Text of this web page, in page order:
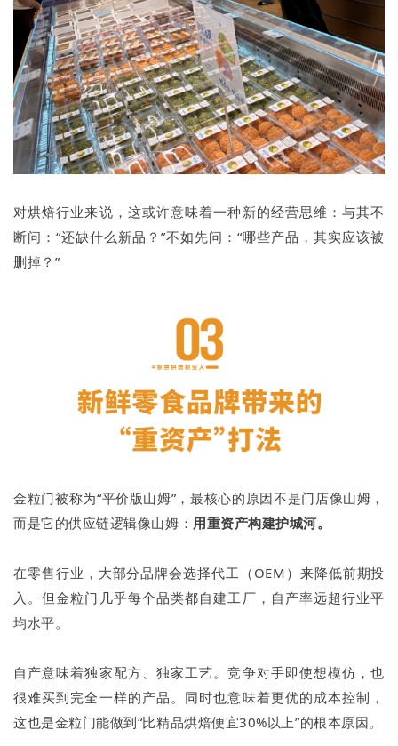
对烘焙行业来说，这或许意味着一种新的经营思维：与其不
断问：“还缺什么新品？”不如先问：“哪些产品，其实应该被
删掉？”
金粒门被称为“平价版山姆”，最核心的原因不是门店像山姆，
而是它的供应链逻辑像山姆： 用重资产构建护城河。
在零售行业，大部分品牌会选择代工（OEM）来降低前期投
入。但金粒门几乎每个品类都自建工厂，自产率远超行业平
均水平。
自产意味着独家配方、独家工艺。竞争对手即使想模仿，也
很难买到完全一样的产品。同时也意味着更优的成本控制，
这也是金粒门能做到“比精品烘焙便宜30%以上”的根本原因。